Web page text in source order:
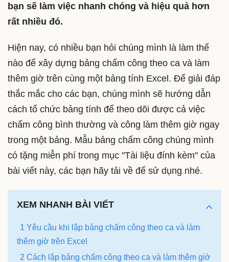
bạn sẽ làm việc nhanh chóng và hiệu quả hơn
rất nhiều đó.
Hiện nay, có nhiều bạn hỏi chúng mình là làm thế
nào để xây dựng bảng chấm công theo ca và làm
thêm giờ trên cùng một bảng tính Excel. Để giải đáp
thắc mắc cho các bạn, chúng mình sẽ hướng dẫn
cách tổ chức bảng tính để theo dõi được cả việc
chấm công bình thường và công làm thêm giờ ngay
trong một bảng. Mẫu bảng chấm công chúng mình
có tặng miễn phí trong mục "Tài liệu đính kèm" của
bài viết này, các bạn hãy tải về để sử dụng nhé.
XEM NHANH BÀI VIẾT
1 Yêu cầu khi lập bảng chấm công theo ca và làm
thêm giờ trên Excel
2 Cách lập bảng chấm công theo ca và làm thêm giờ